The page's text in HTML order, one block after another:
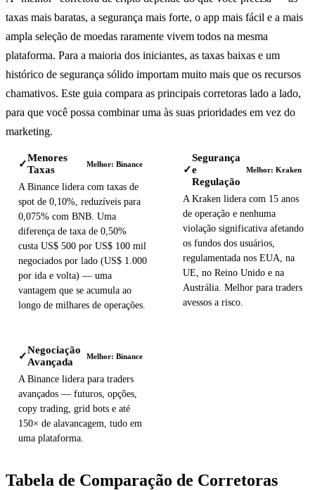
taxas mais baratas, a segurança mais forte, o app mais fácil e a mais
ampla seleção de moedas raramente vivem todos na mesma
plataforma. Para a maioria dos iniciantes, as taxas baixas e um
histórico de segurança sólido importam muito mais que os recursos
chamativos. Este guia compara as principais corretoras lado a lado,
para que você possa combinar uma às suas prioridades em vez do
marketing.
✓
Menores
Taxas
Melhor: Binance
A Binance lidera com taxas de
spot de 0,10%, reduzíveis para
0,075% com BNB. Uma
diferença de taxa de 0,50%
custa US$ 500 por US$ 100 mil
negociados por lado (US$ 1.000
por ida e volta) — uma
vantagem que se acumula ao
longo de milhares de operações.
✓
Segurança
e
Regulação
Melhor: Kraken
A Kraken lidera com 15 anos
de operação e nenhuma
violação significativa afetando
os fundos dos usuários,
regulamentada nos EUA, na
UE, no Reino Unido e na
Austrália. Melhor para traders
avessos a risco.
✓
Negociação
Avançada
Melhor: Binance
A Binance lidera para traders
avançados — futuros, opções,
copy trading, grid bots e até
150× de alavancagem, tudo em
uma plataforma.
Tabela de Comparação de Corretoras